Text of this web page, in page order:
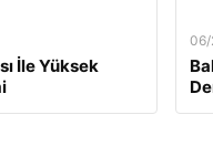
İle Yüksek
06/